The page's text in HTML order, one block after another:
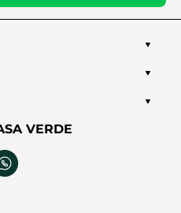
VERDE